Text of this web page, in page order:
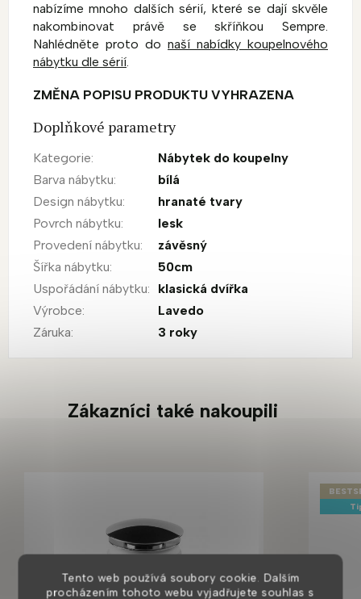
Tento web používá soubory cookie. Dalším
procházením tohoto webu vyjadřujete souhlas s
nabízíme mnoho dalších sérií, které se dají skvěle
nakombinovat právě se skříňkou Sempre.
Nahlédněte proto do naší nabídky koupelnového
nábytku dle sérií.
ZMĚNA POPISU PRODUKTU VYHRAZENA
Doplňkové parametry
Kategorie:
Nábytek do koupelny
Barva nábytku:
bílá
Design nábytku:
hranaté tvary
Povrch nábytku:
lesk
Provedení nábytku:
závěsný
Šířka nábytku:
50cm
Uspořádání nábytku:
klasická dvířka
Výrobce:
Lavedo
Záruka: 3 roky
Zákazníci také nakoupili